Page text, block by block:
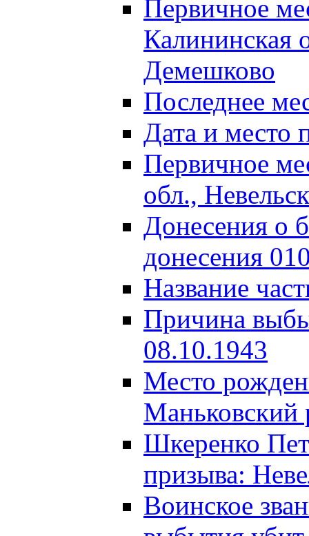
Первичное
Калининская
Демешково
Последнее
Дата и место
Первичное
обл.,
Донесения о
донесения
Название
Причина
08.10.1943
Место
Маньковский
Шкеренко
призыва:
Воинское